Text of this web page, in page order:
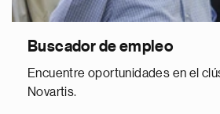
Buscador de empleo
Encuentre oportunidades en el
Novartis.